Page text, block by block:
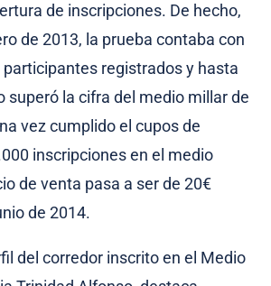
de inscripciones. De hecho,
de 2013, la prueba contaba con
participantes registrados y hasta
superó la cifra del medio millar de
vez cumplido el cupos de
inscripciones en el medio
de venta pasa a ser de 20€
de 2014.
del corredor inscrito en el Medio